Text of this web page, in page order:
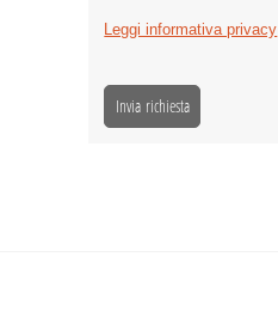
Leggi informativa privacy
Invia richiesta